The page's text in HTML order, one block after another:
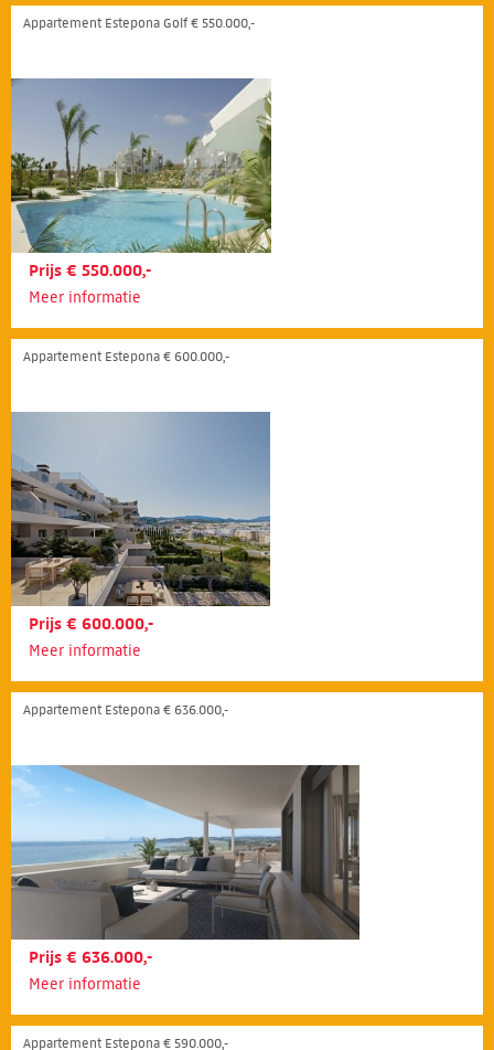
Appartement Estepona Golf € 550.000,-
Prijs € 550.000,-
Meer informatie
Appartement Estepona € 600.000,-
Prijs € 600.000,-
Meer informatie
Appartement Estepona € 636.000,-
Prijs € 636.000,-
Meer informatie
Appartement Estepona € 590.000,-